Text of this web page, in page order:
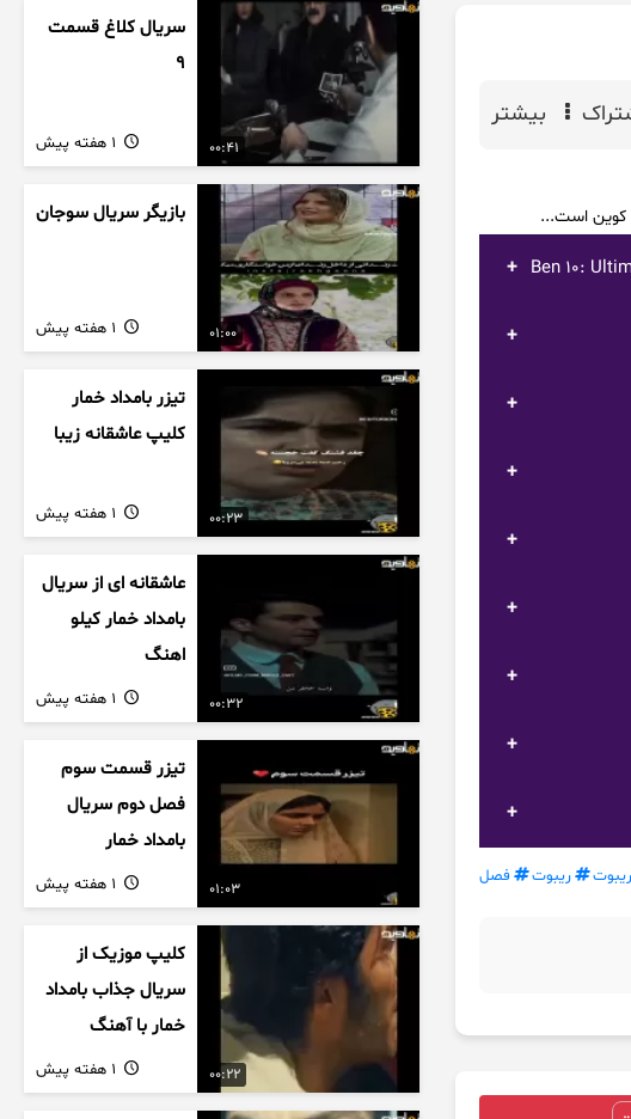
بیشتر
کوین است...
ریبوت ریبوت فصل
00:41
سریال کلاغ قسمت
9
01:00
بازیگر سریال سوجان
00:23
تیزر بامداد خمار
کلیپ عاشقانه زیبا
00:32
عاشقانه ای از سریال
بامداد خمار کیلو
اهنگ
01:03
تیزر قسمت سوم
فصل دوم سریال
بامداد خمار
00:22
کلیپ موزیک از
سریال جذاب بامداد
خمار با آهنگ
عاشقانه